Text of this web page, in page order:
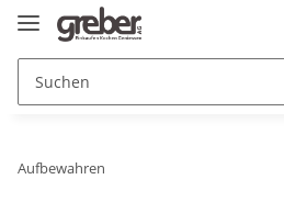
Aufbewahren